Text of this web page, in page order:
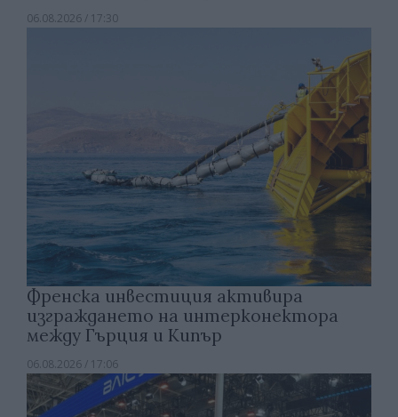
06.08.2026 / 17:30
Френска инвестиция активира
изграждането на интерконектора
между Гърция и Кипър
06.08.2026 / 17:06